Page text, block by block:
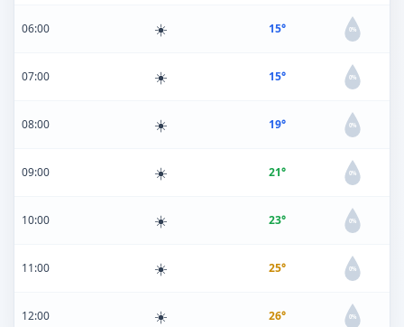
06:00 ☀️ 15° 0%
07:00 ☀️ 15° 0%
08:00 ☀️ 19° 0%
09:00 ☀️ 21° 0%
10:00 ☀️ 23° 0%
11:00 ☀️ 25° 0%
12:00 ☀️ 26° 0%